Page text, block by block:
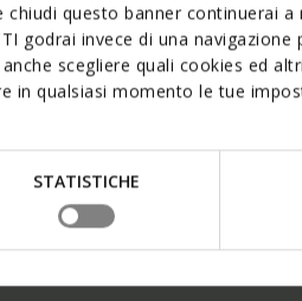
questo banner continuerai a
godrai invece di una navigazione
scegliere quali cookies ed
in qualsiasi momento le tue
STATISTICHE